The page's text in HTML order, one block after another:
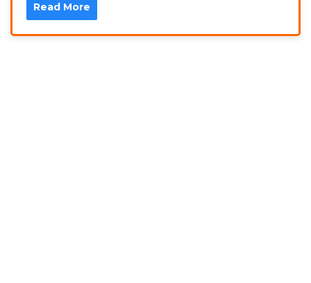
Read More